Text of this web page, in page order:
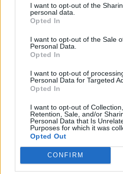
I want to opt-out of the
personal data.
Opted In
I want to opt-out of the Sale
Personal Data.
Opted In
I want to opt-out of
Personal Data for Targeted
Opted In
I want to opt-out of
Retention, Sale, and/or
Personal Data that Is
Purposes for which it was
Opted Out
CONFIRM
LETTERA AL DIRETTORE
«Non chiediamo
solo di camminare
figli»